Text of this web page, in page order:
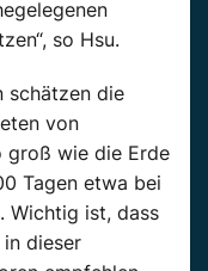
so Hsu.
schätzen die
von
groß wie die Erde
Tagen etwa bei
Wichtig ist, dass
dieser